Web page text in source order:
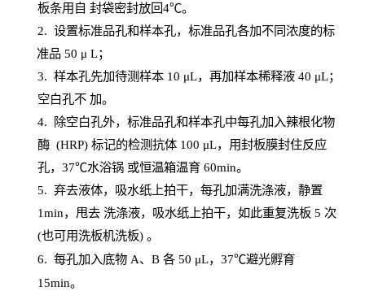
板条用自 封袋密封放回4℃。
2. 设置标准品孔和样本孔，标准品孔各加不同浓度的标
准品 50 μ L；
3. 样本孔先加待测样本 10 μL，再加样本稀释液 40 μL；
空白孔不 加。
4.
除空白孔外，标准品孔和样本孔中每孔加入辣根化物
酶 (HRP) 标记的检测抗体 100 μL，用封板膜封住反应
孔， 37℃水浴锅 或恒温箱温育60min。
5. 弃去液体，吸水纸上拍干，每孔加满洗涤液，静置
1min，甩去 洗涤液，吸水纸上拍干，如此重复洗板 5 次
(也可用洗板机洗板) 。
6. 每孔加入底物A、B 各 50 μL，37℃避光孵育
15min。